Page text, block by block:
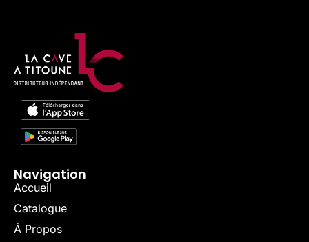
Navigation
Accueil
Catalogue
Á Propos